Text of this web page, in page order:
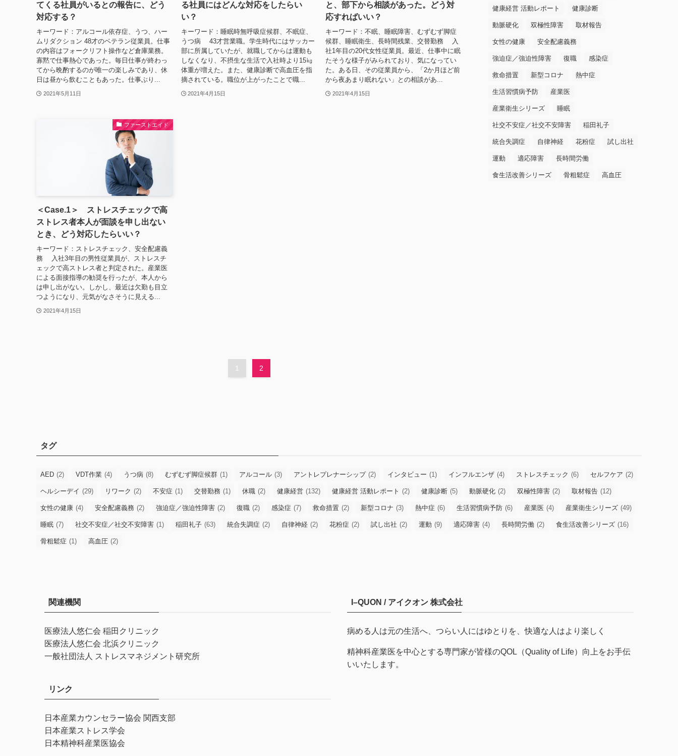
てくる社員がいるとの報告に、どう
対応する？
キーワード：アルコール依存症、うつ、ハー
ムリダクション 48才のベテラン従業員。仕事
の内容はフォークリフト操作など倉庫業務。
寡黙で仕事熱心であった。毎日仕事が終わっ
てから晩酌するのが唯一の楽しみであり、休
日は昼から飲むこともあった。仕事ぶり...
2021年5月11日
る社員にはどんな対応をしたらい
い？
キーワード：睡眠時無呼吸症候群、不眠症、
うつ病 43才営業職。学生時代にはサッカー
部に所属していたが、就職してからは運動も
しなくなり、不摂生な生活で入社時より15㎏
体重が増えた。また、健康診断で高血圧を指
摘されている。職位が上がったことで職...
2021年4月15日
と、部下から相談があった。どう対
応すればいい？
キーワード：不眠、睡眠障害、むずむず脚症
候群、睡眠衛生、長時間残業、交替勤務 入
社1年目の20代女性従業員。最近、仕事中に眠
たそうな様子がみられており、気になってい
た。ある日、その従業員から、「2か月ほど前
から夜あまり眠れない」との相談があ...
2021年4月15日
ファーストエイド
＜Case.1＞ ストレスチェックで高
ストレス者本人が面談を申し出ない
とき、どう対応したらいい？
キーワード：ストレスチェック、安全配慮義
務 入社3年目の男性従業員が、ストレスチ
ェックで高ストレス者と判定された。産業医
による面接指導の勧奨を行ったが、本人から
は申し出がない。しかし、最近は欠勤も目立
つようになり、元気がなさそうに見える...
2021年4月15日
1 2
健康経営 活動レポート 健康診断
動脈硬化 双極性障害 取材報告
女性の健康 安全配慮義務
強迫症／強迫性障害 復職 感染症
救命措置 新型コロナ 熱中症
生活習慣病予防 産業医
産業衛生シリーズ 睡眠
社交不安症／社交不安障害 稲田礼子
統合失調症 自律神経 花粉症 試し出社
運動 適応障害 長時間労働
食生活改善シリーズ 骨粗鬆症 高血圧
タグ
AED (2) VDT作業 (4) うつ病 (8) むずむず脚症候群 (1) アルコール (3) アントレプレナーシップ (2) インタビュー (1) インフルエンザ (4) ストレスチェック (6) セルフケア (2)
ヘルシーデイ (29) リワーク (2) 不安症 (1) 交替勤務 (1) 休職 (2) 健康経営 (132) 健康経営 活動レポート (2) 健康診断 (5) 動脈硬化 (2) 双極性障害 (2) 取材報告 (12)
女性の健康 (4) 安全配慮義務 (2) 強迫症／強迫性障害 (2) 復職 (2) 感染症 (7) 救命措置 (2) 新型コロナ (3) 熱中症 (6) 生活習慣病予防 (6) 産業医 (4) 産業衛生シリーズ (49)
睡眠 (7) 社交不安症／社交不安障害 (1) 稲田礼子 (63) 統合失調症 (2) 自律神経 (2) 花粉症 (2) 試し出社 (2) 運動 (9) 適応障害 (4) 長時間労働 (2) 食生活改善シリーズ (16)
骨粗鬆症 (1) 高血圧 (2)
関連機関
医療法人悠仁会 稲田クリニック
医療法人悠仁会 北浜クリニック
一般社団法人 ストレスマネジメント研究所
リンク
日本産業カウンセラー協会 関西支部
日本産業ストレス学会
日本精神科産業医協会
I–QUON / アイクオン 株式会社
病める人は元の生活へ、つらい人にはゆとりを、快適な人はより楽しく
精神科産業医を中心とする専門家が皆様のQOL（Quality of Life）向上をお手伝
いいたします。